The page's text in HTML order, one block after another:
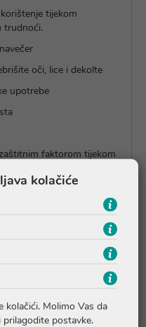
tijekom
trudnoći.
oči, lice i dekolte
upotrebe
faktorom tijekom
kolačiće
kolačići. Molimo Vas da
prilagodite postavke.